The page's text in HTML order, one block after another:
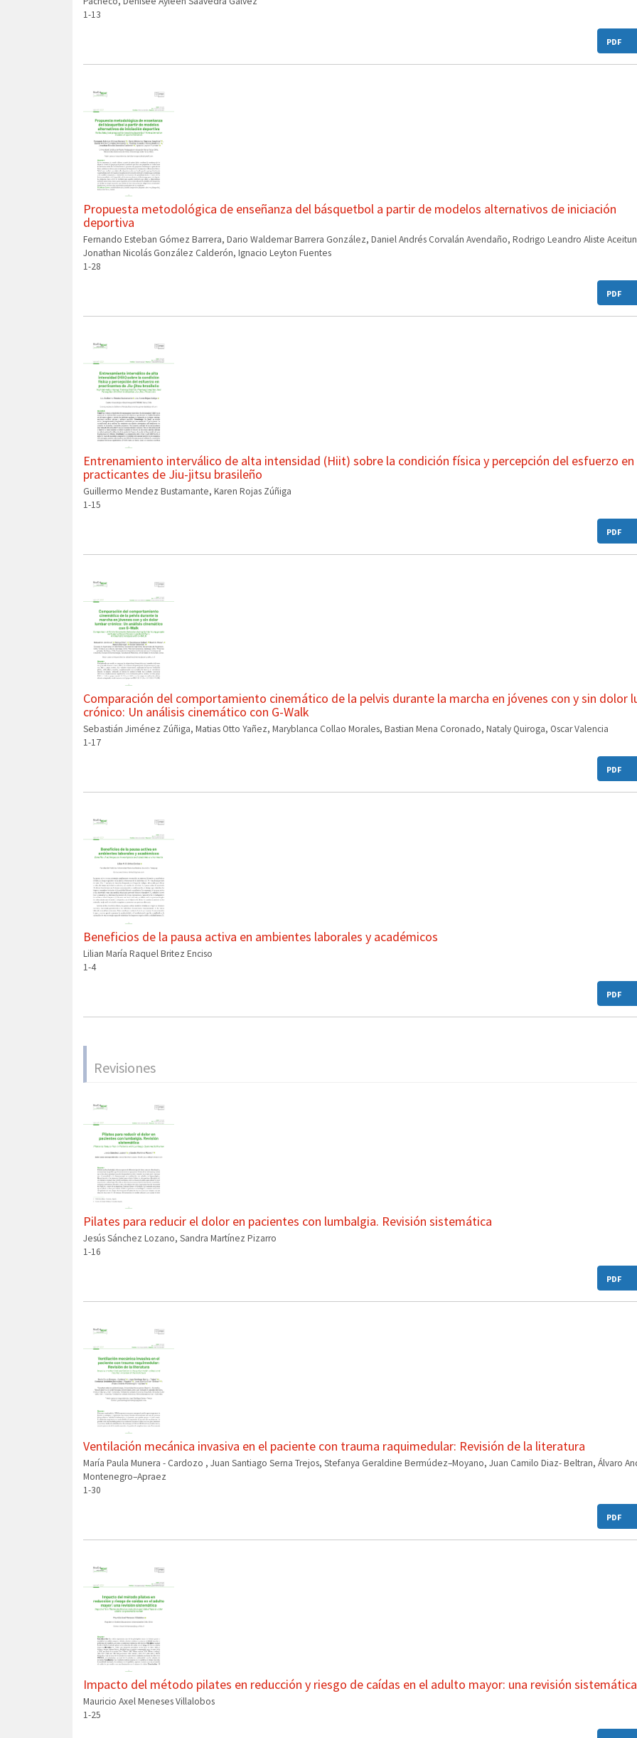
1-13
PDF
Propuesta metodológica de enseñanza del básquetbol a partir de modelos alternativos de iniciación
deportiva
Fernando Esteban Gómez Barrera, Dario Waldemar Barrera González, Daniel Andrés Corvalán Avendaño, Rodrigo Leandro Aliste
Jonathan Nicolás González Calderón, Ignacio Leyton Fuentes
1-28
PDF
Entrenamiento interválico de alta intensidad (Hiit) sobre la condición física y percepción del esfuerzo en
practicantes de Jiu-jitsu brasileño
Guillermo Mendez Bustamante, Karen Rojas Zúñiga
1-15
PDF
Comparación del comportamiento cinemático de la pelvis durante la marcha en jóvenes con y sin dolor
crónico: Un análisis cinemático con G-Walk
Sebastián Jiménez Zúñiga, Matias Otto Yañez, Maryblanca Collao Morales, Bastian Mena Coronado, Nataly Quiroga, Oscar Valencia
1-17
PDF
Beneficios de la pausa activa en ambientes laborales y académicos
Lilian María Raquel Britez Enciso
1-4
PDF
Revisiones
Pilates para reducir el dolor en pacientes con lumbalgia. Revisión sistemática
Jesús Sánchez Lozano, Sandra Martínez Pizarro
1-16
PDF
Ventilación mecánica invasiva en el paciente con trauma raquimedular: Revisión de la literatura
María Paula Munera - Cardozo , Juan Santiago Serna Trejos, Stefanya Geraldine Bermúdez–Moyano, Juan Camilo Diaz- Beltran, Álvaro
Montenegro–Apraez
1-30
PDF
Impacto del método pilates en reducción y riesgo de caídas en el adulto mayor: una revisión sistemática
Mauricio Axel Meneses Villalobos
1-25